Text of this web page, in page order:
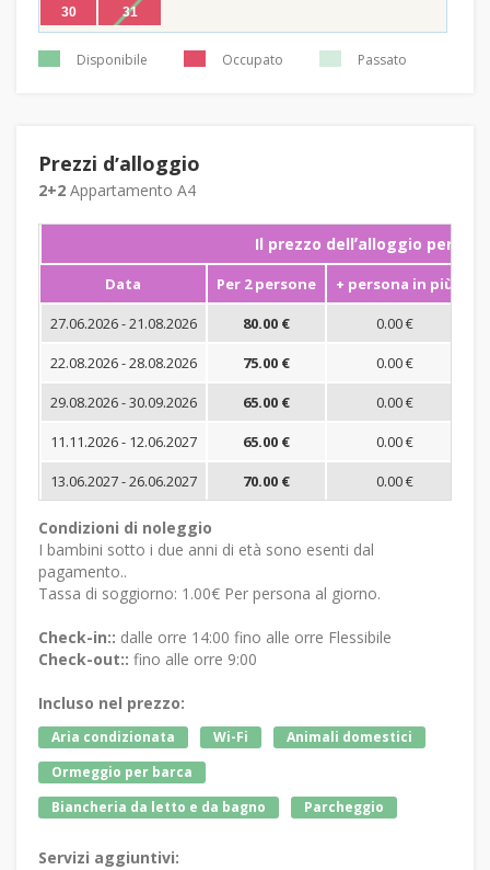
30
31
Disponibile Occupato Passato
Prezzi dʼalloggio
2+2 Appartamento A4
Il prezzo dellʼalloggio per
Data Per 2 persone + persona in più
27.06.2026 - 21.08.2026
80.00 €
0.00 €
22.08.2026 - 28.08.2026
75.00 €
0.00 €
29.08.2026 - 30.09.2026
65.00 €
0.00 €
11.11.2026 - 12.06.2027
65.00 €
0.00 €
13.06.2027 - 26.06.2027
70.00 € 0.00 €
Condizioni di noleggio
I bambini sotto i due anni di età sono esenti dal
pagamento..
Tassa di soggiorno: 1.00€ Per persona al giorno.
Check-in:: dalle orre 14:00 fino alle orre Flessibile
Check-out:: fino alle orre 9:00
Incluso nel prezzo:
Aria condizionata Wi-Fi
Animali domestici
Ormeggio per barca
Biancheria da letto e da bagno
Parcheggio
Servizi aggiuntivi: